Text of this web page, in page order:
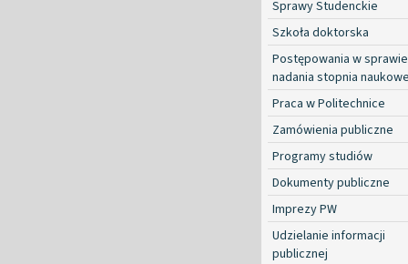
Sprawy Studenckie
Szkoła doktorska
Postępowania w sprawie
nadania stopnia
Praca w Politechnice
Zamówienia publiczne
Programy studiów
Dokumenty publiczne
Imprezy PW
Udzielanie informacji
publicznej